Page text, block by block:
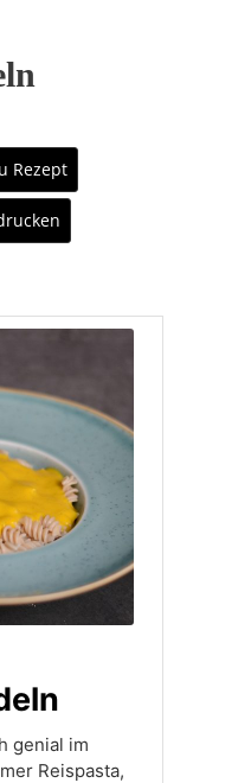
Rezept
genial im
Reispasta,